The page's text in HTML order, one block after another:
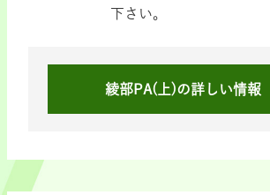
下さい。
綾部PA(上)の詳しい情報